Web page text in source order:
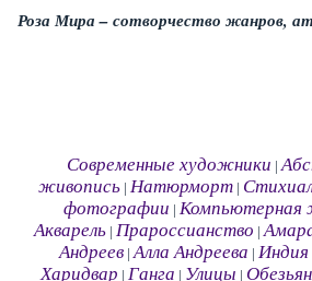
Роза Мира – сотворчество жанров,
Современные художники |
живопись| Натюрморт|
фотографии |Компьютерная
Акварель| Прароссианство |
Андреев |Алла Андреева |Индия
Харидвар |Ганга Улицы |